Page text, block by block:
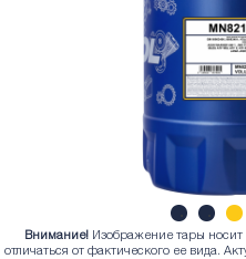
1 2
Внимание! Изображение тары
отличаться от фактического ее вида.